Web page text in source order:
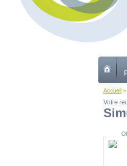
Accueil >
Votre